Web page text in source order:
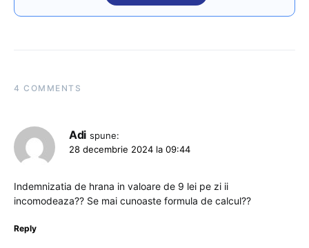
4 COMMENTS
Adi spune:
28 decembrie 2024 la 09:44
Indemnizatia de hrana in valoare de 9 lei pe zi ii
incomodeaza?? Se mai cunoaste formula de calcul??
Reply